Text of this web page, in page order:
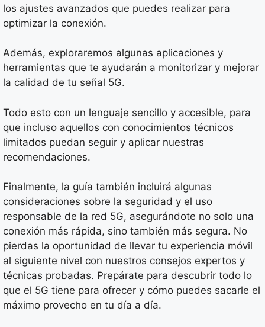
los ajustes avanzados que puedes realizar para
optimizar la conexión.
Además, exploraremos algunas aplicaciones y
herramientas que te ayudarán a monitorizar y mejorar
la calidad de tu señal 5G.
Todo esto con un lenguaje sencillo y accesible, para
que incluso aquellos con conocimientos técnicos
limitados puedan seguir y aplicar nuestras
recomendaciones.
Finalmente, la guía también incluirá algunas
consideraciones sobre la seguridad y el uso
responsable de la red 5G, asegurándote no solo una
conexión más rápida, sino también más segura. No
pierdas la oportunidad de llevar tu experiencia móvil
al siguiente nivel con nuestros consejos expertos y
técnicas probadas. Prepárate para descubrir todo lo
que el 5G tiene para ofrecer y cómo puedes sacarle el
máximo provecho en tu día a día.